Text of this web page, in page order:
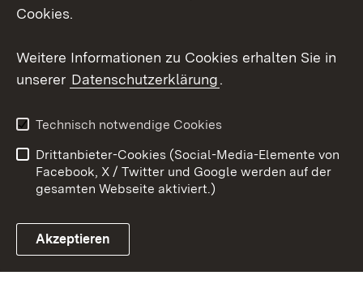
Link zum Landesportal
Barrierefreiheit
Benutzungshinweise
Impressum
Cookies
Cookies.
Weitere Informationen zu Cookies erhalten Sie in
unserer Datenschutzerklärung.
Technisch notwendige Cookies
Drittanbieter-Cookies (Social-Media-Elemente von
Facebook, X / Twitter und Google werden auf der
gesamten Webseite aktiviert.)
Akzeptieren